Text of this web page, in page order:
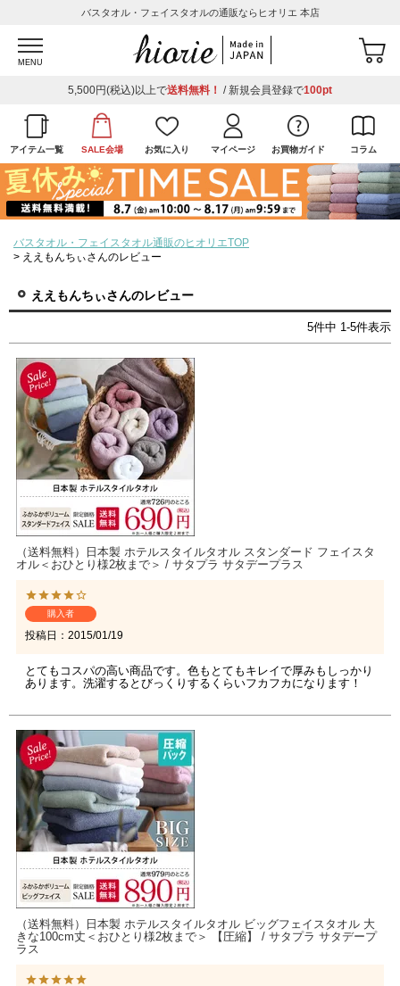
バスタオル・フェイスタオルの通販ならヒオリエ 本店
MENU
5,500円(税込)以上で送料無料！ / 新規会員登録で100pt
アイテム一覧 SALE会場 お気に入り マイページ お買物ガイド コラム
バスタオル・フェイスタオル通販のヒオリエTOP
ええもんちぃさんのレビュー
ええもんちぃさんのレビュー
5件中 1-5件表示
（送料無料）日本製 ホテルスタイルタオル スタンダード フェイスタ
オル＜おひとり様2枚まで＞ / サタプラ サタデープラス
購入者
投稿日 2015/01/19
とてもコスパの高い商品です。色もとてもキレイで厚みもしっかり
あります。洗濯するとびっくりするくらいフカフカになります！
（送料無料）日本製 ホテルスタイルタオル ビッグフェイスタオル 大
きな100cm丈＜おひとり様2枚まで＞ 【圧縮】 / サタプラ サタデープ
ラス